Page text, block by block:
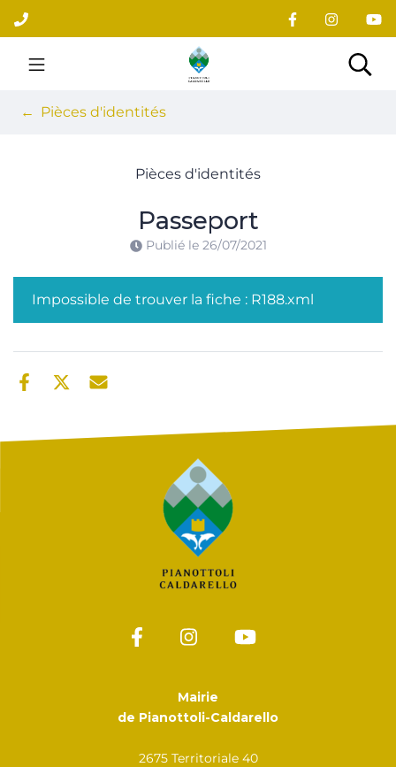
Aller
au
contenu
Site officiel du village
Pièces d'identités
Pièces d'identités
Passeport
Publié le 26/07/2021
Impossible de trouver la fiche : R188.xml
Mairie
de Pianottoli-Caldarello
2675 Territoriale 40